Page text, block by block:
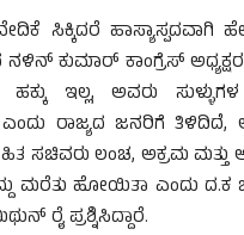
ಸಿಕ್ಕಿದರೆ ಹಾಸ್ಯಾಸ್ಪದವಾಗಿ
ನಳಿನ್ ಕುಮಾರ್ ಕಾಂಗ್ರೆಸ್
ಇಲ್ಲ, ಅವರು
ರಾಜ್ಯದ ಜನರಿಗೆ
ಸಚಿವರು ಲಂಚ, ಅಕ್ರಮ ಮತ್ತು
ಮರೆತು ಹೋಯಿತಾ ಎಂದು ದ.ಕ
ರೈ ಪ್ರಶ್ನಿಸಿದ್ದಾರೆ.